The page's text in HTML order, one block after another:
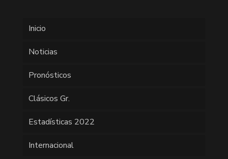
Inicio
Noticias
Pronósticos
Clásicos Gr.
Estadísticas 2022
Internacional